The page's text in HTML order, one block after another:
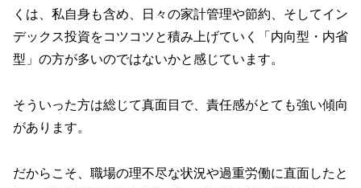
くは、私自身も含め、日々の家計管理や節約、そしてイン
デックス投資をコツコツと積み上げていく「内向型・内省
型」の方が多いのではないかと感じています。
そういった方は総じて真面目で、責任感がとても強い傾向
があります。
だからこそ、職場の理不尽な状況や過重労働に直面したと